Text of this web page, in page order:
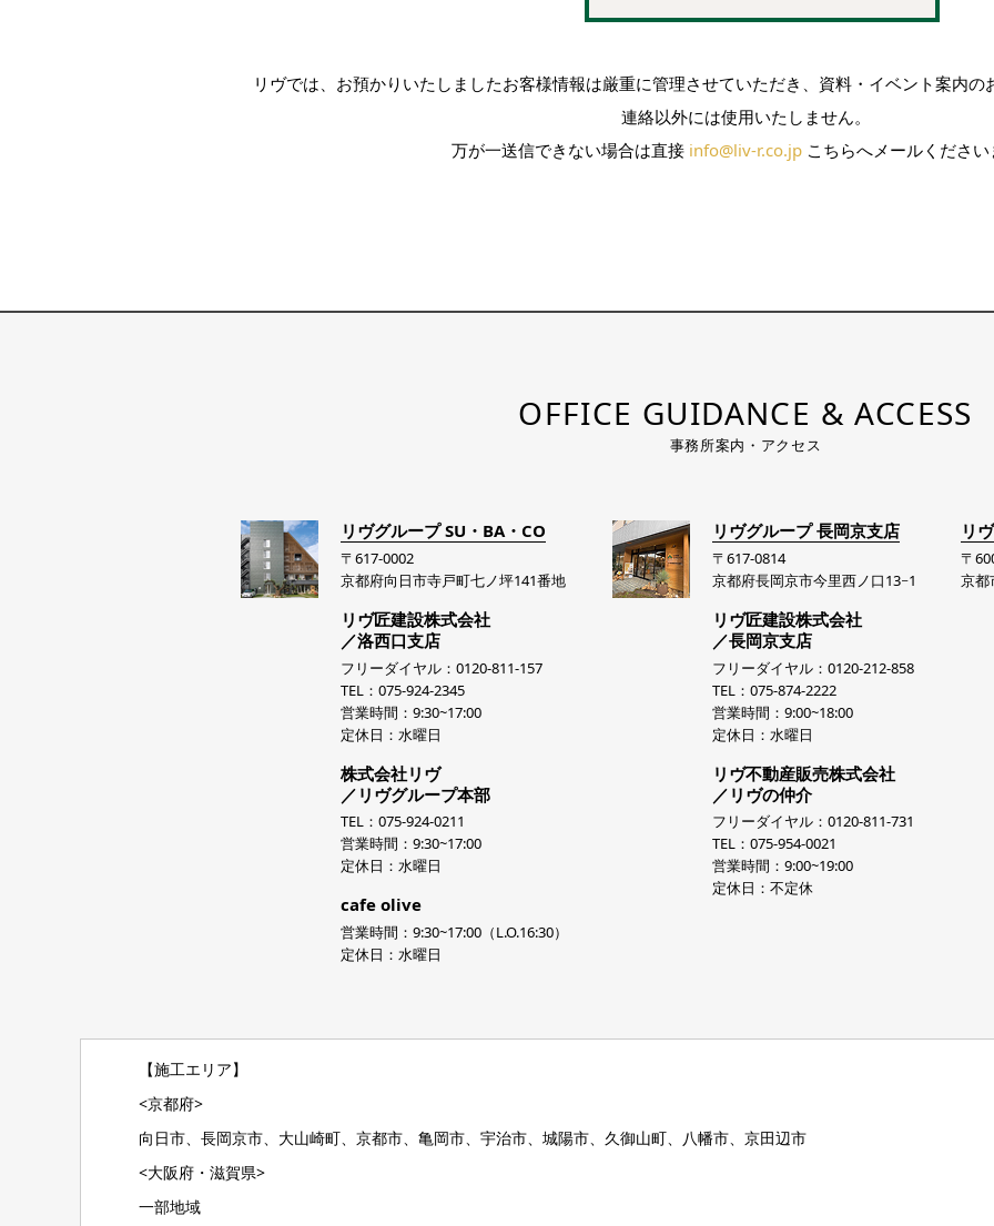
リヴでは、お預かりいたしましたお客様情報は厳重に管理させていただき、資料・イベント案内
連絡以外には使用いたしません。
万が一送信できない場合は直接 info@liv-r.co.jp こちらへメールください
OFFICE GUIDANCE & ACCESS
事務所案内・アクセス
リヴグループ SU・BA・CO
〒617-0002
京都府向日市寺戸町七ノ坪141番地
リヴ匠建設株式会社
／洛西口支店
フリーダイヤル：0120-811-157
TEL：075-924-2345
営業時間：9:30~17:00
定休日：水曜日
株式会社リヴ
／リヴグループ本部
TEL：075-924-0211
営業時間：9:30~17:00
定休日：水曜日
cafe olive
営業時間：9:30~17:00（L.O.16:30）
定休日：水曜日
リヴグループ 長岡京支店
〒617-0814
京都府長岡京市今里西ノ口13−1
リヴ匠建設株式会社
／長岡京支店
フリーダイヤル：0120-212-858
TEL：075-874-2222
営業時間：9:00~18:00
定休日：水曜日
リヴ不動産販売株式会社
／リヴの仲介
フリーダイヤル：0120-811-731
TEL：075-954-0021
営業時間：9:00~19:00
定休日：不定休
リ
〒
京都
【施工エリア】
<京都府>
向日市、長岡京市、大山崎町、京都市、亀岡市、宇治市、城陽市、久御山町、八幡市、京田辺市
<大阪府・滋賀県>
一部地域